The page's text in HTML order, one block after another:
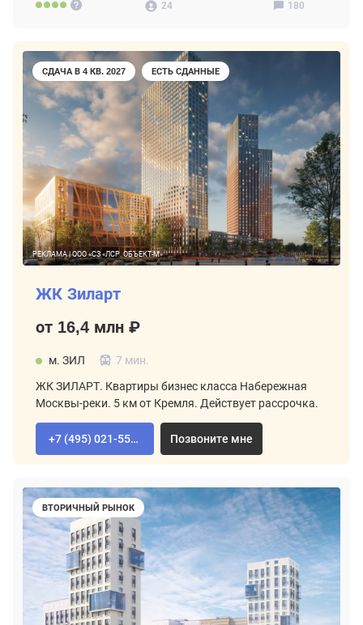
24
180
СДАЧА В 4 КВ. 2027 ЕСТЬ СДАННЫЕ
РЕКЛАМА | ООО «СЗ «ЛСР. ОБЪЕКТ-М»
ЖК Зиларт
от 16,4 млн ₽
м. ЗИЛ 7 мин.
ЖК ЗИЛАРТ. Квартиры бизнес класса Набережная
Москвы-реки. 5 км от Кремля. Действует рассрочка.
+7 (495) 021-55-92 Позвоните мне
ВТОРИЧНЫЙ РЫНОК